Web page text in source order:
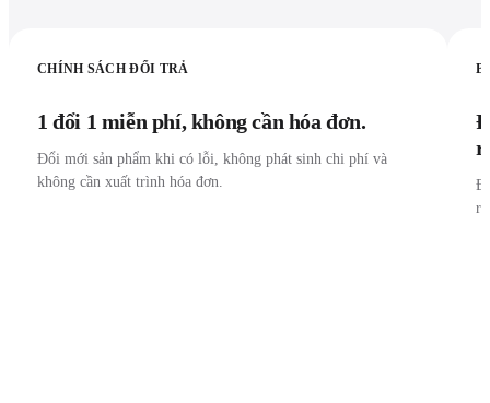
CHÍNH SÁCH ĐỔI TRẢ
1 đổi 1 miễn phí, không cần hóa đơn.
Đổi mới sản phẩm khi có lỗi, không phát sinh chi phí và
không cần xuất trình hóa đơn.